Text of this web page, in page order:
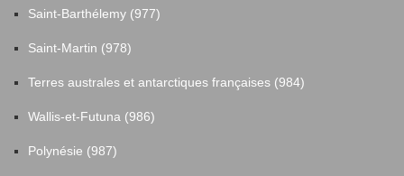
Saint-Barthélemy (977)
Saint-Martin (978)
Terres australes et antarctiques françaises (984)
Wallis-et-Futuna (986)
Polynésie (987)